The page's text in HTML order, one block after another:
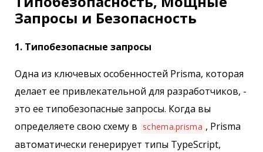
Запросы и Безопасность
1. Типобезопасные запросы
Одна из ключевых особенностей Prisma, которая
делает ее привлекательной для разработчиков, -
это ее типобезопасные запросы. Когда вы
определяете свою схему в schema.prisma , Prisma
автоматически генерирует типы TypeScript,